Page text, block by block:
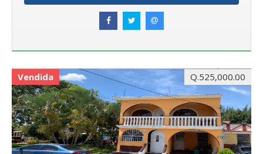
Vendida Q.525,000.00